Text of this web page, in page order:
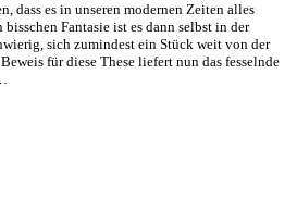
dass es in unseren modernen Zeiten alles
Fantasie ist es dann selbst in der
sich zumindest ein Stück weit von der
für diese These liefert nun das fesselnde